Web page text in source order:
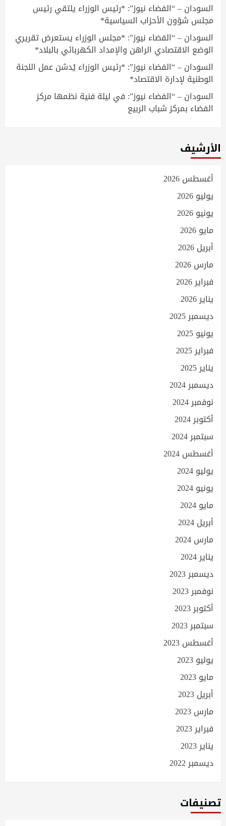
السودان – “الفضاء نيوز”: *رئيس الوزراء يلتقي رئيس
مجلس شؤون الأحزاب السياسية*
السودان – “الفضاء نيوز”: *مجلس الوزراء يستعرض تقريري
الوضع الاقتصادي الراهن والإمداد الكهربائي بالبلاد*
السودان – “الفضاء نيوز”: *رئيس الوزراء يُدشن عمل اللجنة
الوطنية لإدارة الاقتصاد*
السودان – “الفضاء نيوز”: في ليلة فنية نظمها مركز
الفضاء بمركز شباب الربيع
الأرشيف
أغسطس 2026
يوليو 2026
يونيو 2026
مايو 2026
أبريل 2026
مارس 2026
فبراير 2026
يناير 2026
ديسمبر 2025
يونيو 2025
فبراير 2025
يناير 2025
ديسمبر 2024
نوفمبر 2024
أكتوبر 2024
سبتمبر 2024
أغسطس 2024
يوليو 2024
يونيو 2024
مايو 2024
أبريل 2024
مارس 2024
يناير 2024
ديسمبر 2023
نوفمبر 2023
أكتوبر 2023
سبتمبر 2023
أغسطس 2023
يوليو 2023
مايو 2023
أبريل 2023
مارس 2023
فبراير 2023
يناير 2023
ديسمبر 2022
تصنيفات